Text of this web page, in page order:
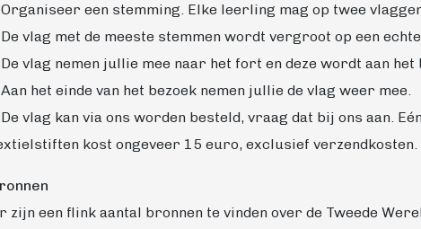
Organiseer een stemming. Elke leerling mag op twee
De vlag met de meeste stemmen wordt vergroot op een
De vlag nemen jullie mee naar het fort en deze wordt aan het
het einde van het bezoek nemen jullie de vlag weer mee.
De vlag kan via ons worden besteld, vraag dat bij ons aan.
kost ongeveer 15 euro, exclusief verzendkosten.
zijn een flink aantal bronnen te vinden over de Tweede